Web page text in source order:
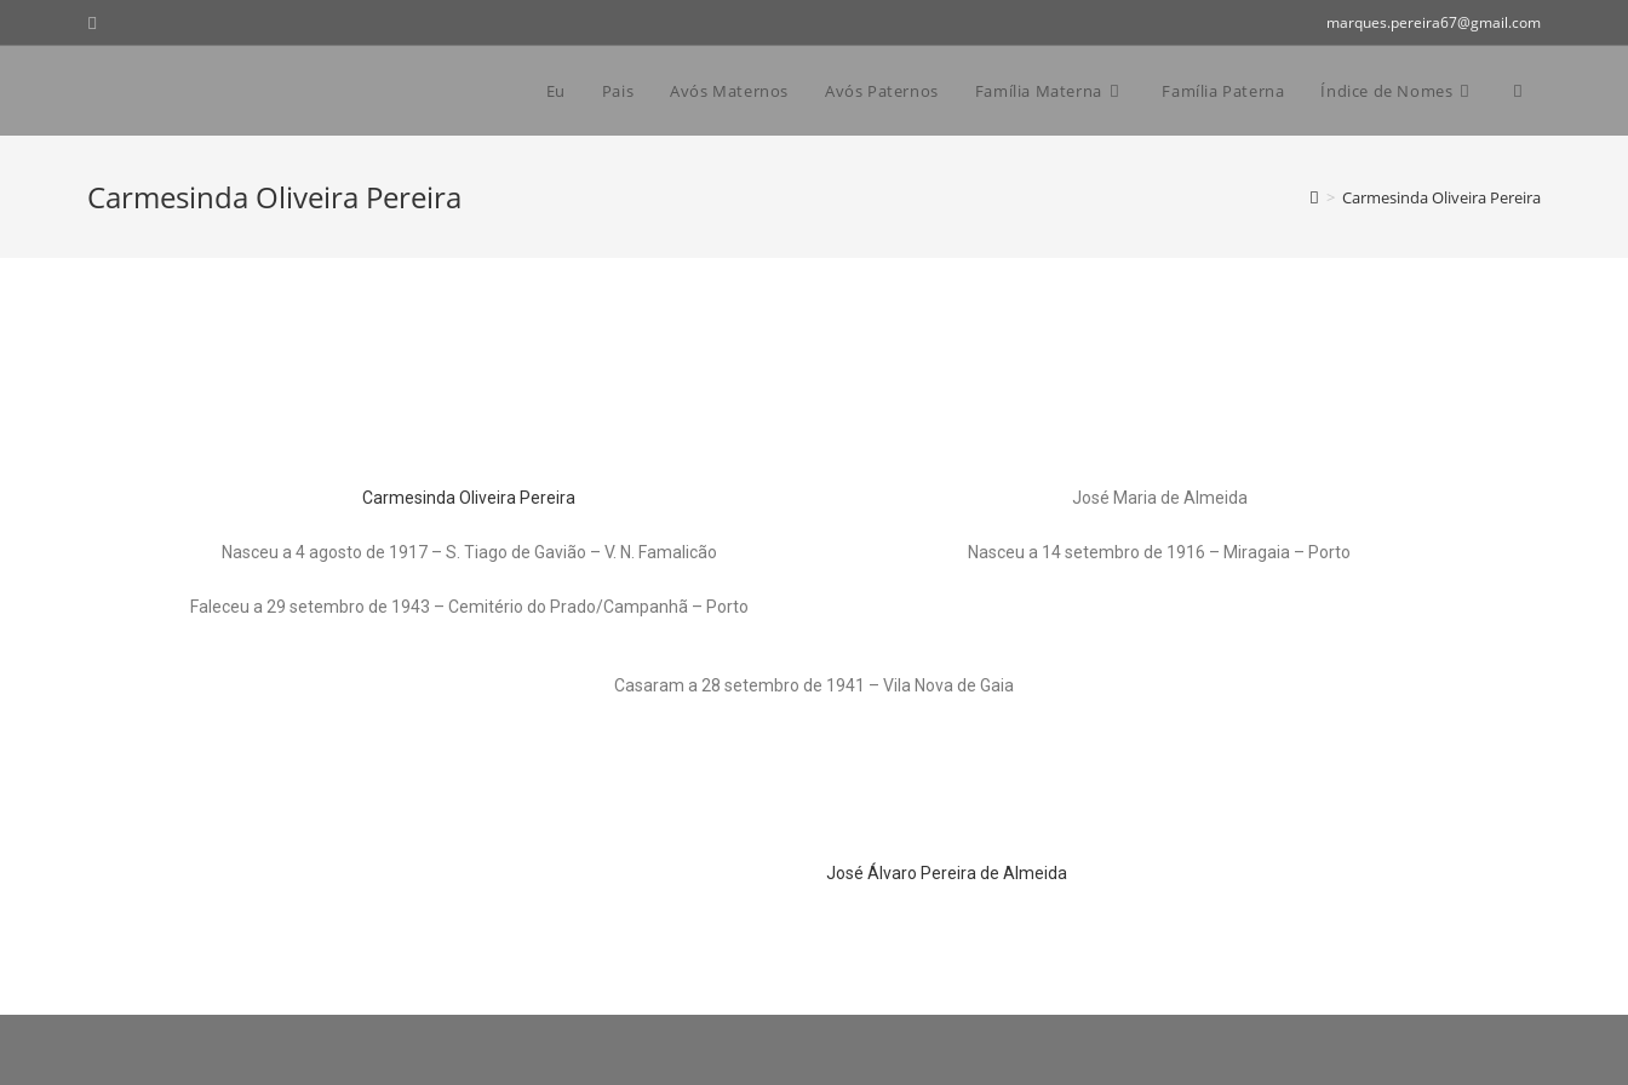
marques.pereira67@gmail.com
Eu Pais Avós Maternos Avós Paternos Família Materna Família Paterna Índice de Nomes
Carmesinda Oliveira Pereira > Carmesinda Oliveira Pereira
Carmesinda Oliveira Pereira
Nasceu a 4 agosto de 1917 – S. Tiago de Gavião – V. N. Famalicão
Faleceu a 29 setembro de 1943 – Cemitério do Prado/Campanhã – Porto
José Maria de Almeida
Nasceu a 14 setembro de 1916 – Miragaia – Porto
Casaram a 28 setembro de 1941 – Vila Nova de Gaia
José Álvaro Pereira de Almeida